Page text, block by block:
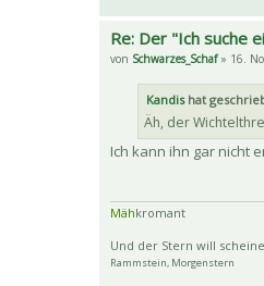
Re: Der "Ich suche
von Schwarzes_Schaf» 16.
Kandishat
Äh, der
Ich kann ihn gar nicht
Mähkromant
Und der Stern will
Rammstein, Morgenstern